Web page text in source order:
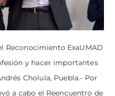
Reconocimiento ExaUMAD
y hacer importantes
Cholula, Puebla.- Por
a cabo el Reencuentro de